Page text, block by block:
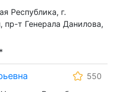
Республика, г.
пр-т Генерала Данилова,
550